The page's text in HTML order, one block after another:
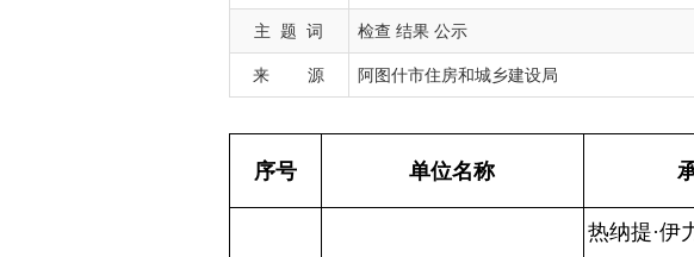
主 题 词
检查 结果 公示
来 源
阿图什市住房和城乡建设局
序号 单位名称 承办人
1 辰悦餐饮店
热纳提·伊力哈尔（主）、
亚买买提·阿布都克热木、
热纳提·伊力哈尔（主）、
亚买买提·阿布都克热木、